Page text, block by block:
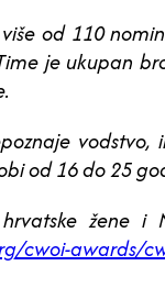
od 110
je ukupan
od 16 do 25
žene
cwoi-awards/